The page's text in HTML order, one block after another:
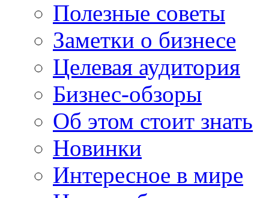
Полезные советы
Заметки о бизнесе
Целевая аудитория
Бизнес-обзоры
Об этом стоит знать
Новинки
Интересное в мире